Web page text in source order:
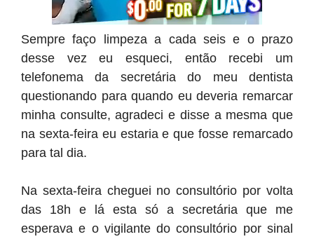
Sempre faço limpeza a cada seis e o prazo
desse vez eu esqueci, então recebi um
telefonema da secretária do meu dentista
questionando para quando eu deveria remarcar
minha consulte, agradeci e disse a mesma que
na sexta-feira eu estaria e que fosse remarcado
para tal dia.
Na sexta-feira cheguei no consultório por volta
das 18h e lá esta só a secretária que me
esperava e o vigilante do consultório por sinal